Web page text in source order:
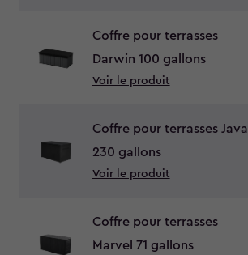
Coffre pour terrasses
Darwin 100 gallons
Voir le produit
Coffre pour terrasses Java
230 gallons
Voir le produit
Coffre pour terrasses
Marvel 71 gallons